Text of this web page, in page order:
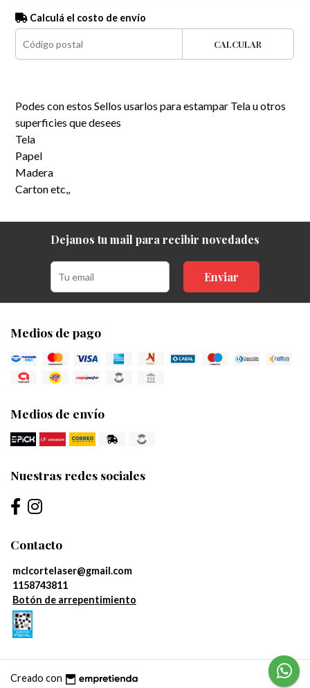
Calculá el costo de envío
CALCULAR
Podes con estos Sellos usarlos para estampar Tela u otros
superficies que desees
Tela
Papel
Madera
Carton etc,,
Dejanos tu mail para recibir novedades
Enviar
Medios de pago
Medios de envío
Nuestras redes sociales
Contacto
mclcortelaser@gmail.com
1158743811
Botón de arrepentimiento
Creado con